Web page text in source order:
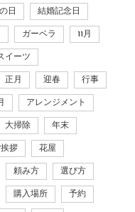
日 結婚記念日
ガーベラ 11月
イーツ
正月 迎春 行事
アレンジメント
大掃除 年末
拶 花屋
頼み方 選び方
購入場所 予約